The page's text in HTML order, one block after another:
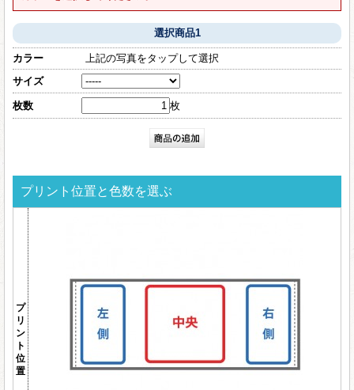
選択商品1
カラー
上記の写真をタップして選択
サイズ
枚数 枚
プリント位置と色数を選ぶ
プ
リ
ン
ト
位
置